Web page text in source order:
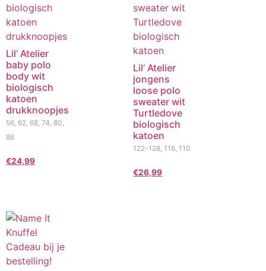
Lil’ Atelier
baby polo
body wit
biologisch
katoen
drukknoopjes
56, 62, 68, 74, 80,
86
€24,99
Lil’ Atelier
jongens
loose polo
sweater wit
Turtledove
biologisch
katoen
122-128, 116, 110
€26,99